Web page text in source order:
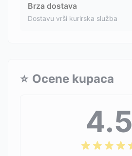
Brza dostava
Dostavu vrši kurirska služba
⭐ Ocene kupaca
4.5